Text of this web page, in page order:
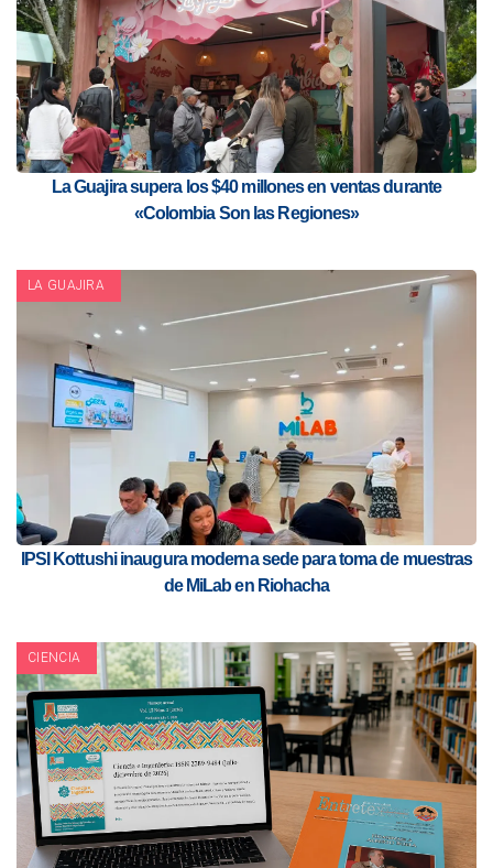
La Guajira supera los $40 millones en ventas durante
«Colombia Son las Regiones»
LA GUAJIRA
IPSI Kottushi inaugura moderna sede para toma de muestras
de MiLab en Riohacha
CIENCIA